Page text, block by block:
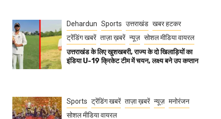
Dehardun Sports उत्तराखंड खबर हटकर
ट्रेंडिंग खबरें ताज़ा ख़बरें न्यूज़ सोशल मीडिया वायरल
उत्तराखंड के लिए खुशखबरी, राज्य के दो खिलाड़ियों का
इंडिया U-19 क्रिकेट टीम में चयन, लक्ष्य बने उप कप्तान
Sports ट्रेंडिंग खबरें ताज़ा ख़बरें न्यूज़ मनोरंजन
सोशल मीडिया वायरल